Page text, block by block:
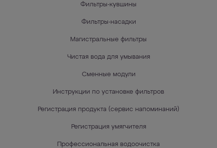
Фильтры-кувшины
Фильтры-насадки
Магистральные фильтры
Чистая вода для умывания
Сменные модули
Инструкции по установке фильтров
Регистрация продукта (сервис напоминаний)
Регистрация умягчителя
Профессиональная водоочистка